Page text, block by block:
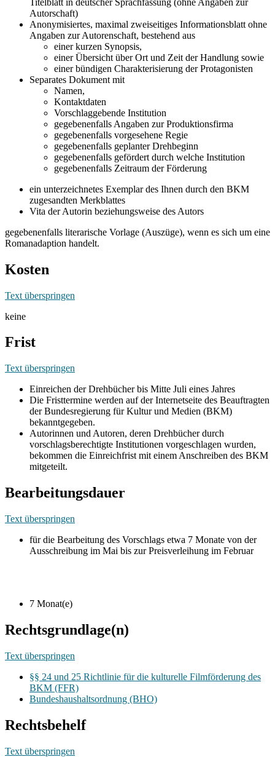
Autorschaft)
Anonymisiertes, maximal zweiseitiges Informationsblatt ohne
Angaben zur Autorenschaft, bestehend aus
einer kurzen Synopsis,
einer Übersicht über Ort und Zeit der Handlung sowie
einer bündigen Charakterisierung der Protagonisten
Separates Dokument mit
Namen,
Kontaktdaten
Vorschlaggebende Institution
gegebenenfalls Angaben zur Produktionsfirma
gegebenenfalls vorgesehene Regie
gegebenenfalls geplanter Drehbeginn
gegebenenfalls gefördert durch welche Institution
gegebenenfalls Zeitraum der Förderung
ein unterzeichnetes Exemplar des Ihnen durch den BKM
zugesandten Merkblattes
Vita der Autorin beziehungsweise des Autors
gegebenenfalls literarische Vorlage (Auszüge), wenn es sich um eine
Romanadaption handelt.
Kosten
Text überspringen
keine
Frist
Text überspringen
Einreichen der Drehbücher bis Mitte Juli eines Jahres
Die Fristtermine werden auf der Internetseite des Beauftragten
der Bundesregierung für Kultur und Medien (BKM)
bekanntgegeben.
Autorinnen und Autoren, deren Drehbücher durch
vorschlagsberechtigte Institutionen vorgeschlagen wurden,
bekommen die Einreichfrist mit einem Anschreiben des BKM
mitgeteilt.
Bearbeitungsdauer
Text überspringen
für die Bearbeitung des Vorschlags etwa 7 Monate von der
Ausschreibung im Mai bis zur Preisverleihung im Februar
7 Monat(e)
Rechtsgrundlage(n)
Text überspringen
§§ 24 und 25 Richtlinie für die kulturelle Filmförderung des
BKM (FFR)
Bundeshaushaltsordnung (BHO)
Rechtsbehelf
Text überspringen